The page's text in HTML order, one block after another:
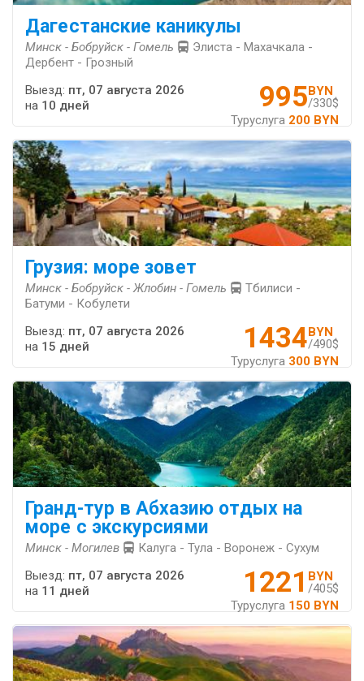
Дагестанские каникулы
Минск - Бобруйск - Гомель
Элиста - Махачкала -
Дербент - Грозный
995BYN
/330$
Туруслуга 200 BYN
Выезд: пт, 07 августа 2026
на 10 дней
Грузия: море зовет
Минск - Бобруйск - Жлобин - Гомель
Тбилиси -
Батуми - Кобулети
1434BYN
/490$
Туруслуга 300 BYN
Выезд: пт, 07 августа 2026
на 15 дней
Гранд-тур в Абхазию отдых на
море с экскурсиями
Минск - Могилев Калуга - Тула - Воронеж - Сухум
1221 BYN
/405$
Туруслуга 150 BYN
Выезд: пт, 07 августа 2026
на 11 дней